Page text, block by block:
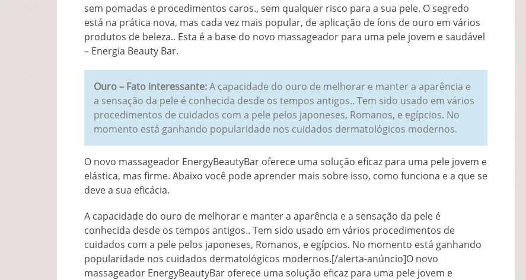
sem pomadas e procedimentos caros., sem qualquer risco para a sua pele. O segredo
está na prática nova, mas cada vez mais popular, de aplicação de íons de ouro em vários
produtos de beleza.. Esta é a base do novo massageador para uma pele jovem e saudável
– Energia Beauty Bar.
Ouro – Fato interessante:A capacidade do ouro de melhorar e manter a aparência e
a sensação da pele é conhecida desde os tempos antigos.. Tem sido usado em vários
procedimentos de cuidados com a pele pelos japoneses, Romanos, e egípcios. No
momento está ganhando popularidade nos cuidados dermatológicos modernos.
O novo massageador EnergyBeautyBar oferece uma solução eficaz para uma pele jovem e
elástica, mas firme. Abaixo você pode aprender mais sobre isso, como funciona e a que se
deve a sua eficácia.
A capacidade do ouro de melhorar e manter a aparência e a sensação da pele é
conhecida desde os tempos antigos.. Tem sido usado em vários procedimentos de
cuidados com a pele pelos japoneses, Romanos, e egípcios. No momento está ganhando
popularidade nos cuidados dermatológicos modernos.[/alerta-anúncio]O novo
massageador EnergyBeautyBar oferece uma solução eficaz para uma pele jovem e